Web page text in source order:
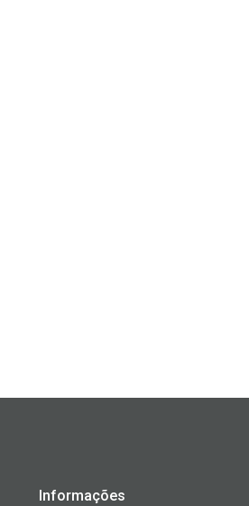
Informações